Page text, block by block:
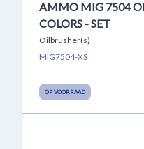
AMMO MIG 7504
COLORS - SET
Oilbrusher(s)
MIG7504-XS
OP VOORRAAD